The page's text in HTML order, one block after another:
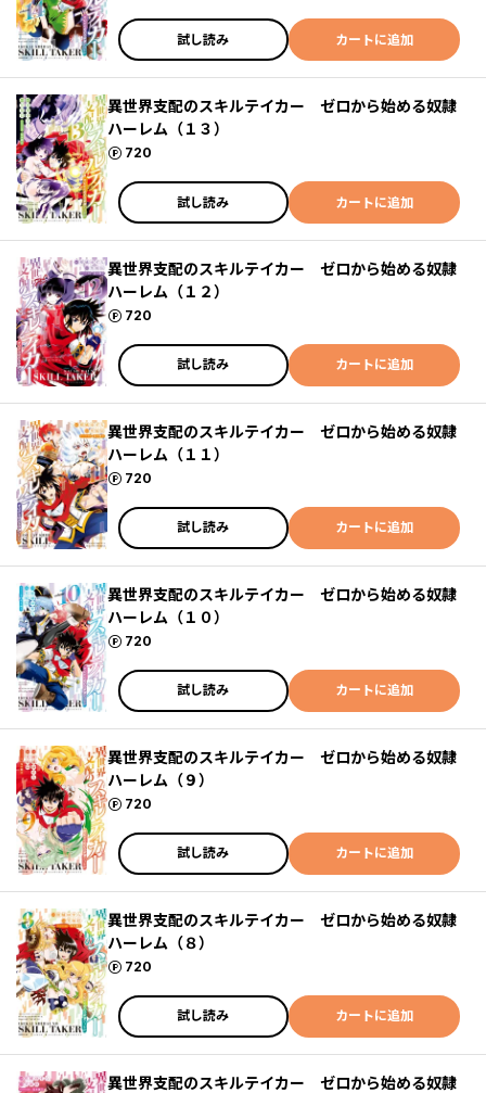
試し読み カートに追加
異世界支配のスキルテイカー ゼロから始める奴隷
ハーレム（１３）
720
ポイント
試し読み カートに追加
異世界支配のスキルテイカー ゼロから始める奴隷
ハーレム（１２）
720
ポイント
試し読み カートに追加
異世界支配のスキルテイカー ゼロから始める奴隷
ハーレム（１１）
720
ポイント
試し読み カートに追加
異世界支配のスキルテイカー ゼロから始める奴隷
ハーレム（１０）
720
ポイント
試し読み カートに追加
異世界支配のスキルテイカー ゼロから始める奴隷
ハーレム（９）
720
ポイント
試し読み カートに追加
異世界支配のスキルテイカー ゼロから始める奴隷
ハーレム（８）
720
ポイント
試し読み カートに追加
異世界支配のスキルテイカー ゼロから始める奴隷